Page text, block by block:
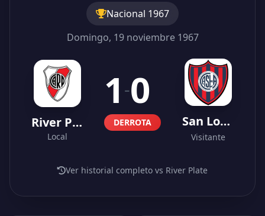
Nacional 1967
Domingo, 19 noviembre 1967
River Plate
Local
1 -0
DERROTA San Lorenzo
Visitante
Ver historial completo vs River Plate